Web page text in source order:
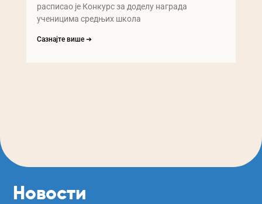
расписао је Конкурс за доделу награда
ученицима средњих школа
Сазнајте више ➔
Новости